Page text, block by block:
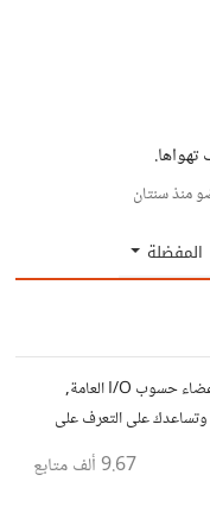
منذسنتان
المفضلة
اطرح اسئلة مثيرة للتفكير وأجب على استفسارات أعضاء حسوب I/O العامة,
وتساعدك على التعرف على
9.67 ألف متابع